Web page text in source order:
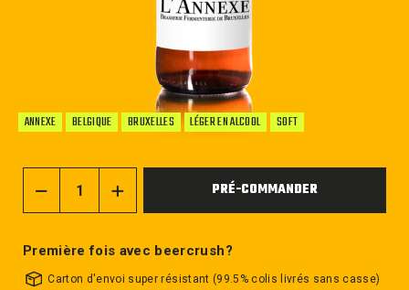
ANNEXE BELGIQUE BRUXELLES LÉGER EN ALCOOL SOFT
PRÉ-COMMANDER
Première fois avec beercrush?
Carton d'envoi super résistant (99.5% colis livrés sans casse)